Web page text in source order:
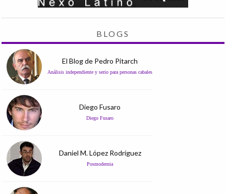
BLOGS
El Blog de Pedro Pitarch
Análisis independiente y serio para personas cabales
Diego Fusaro
Diego Fusaro
Daniel M. López Rodríguez
Posmodernia